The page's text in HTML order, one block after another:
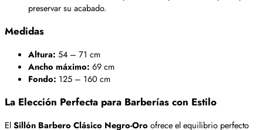
preservar su acabado.
Medidas
Altura: 54 – 71 cm
Ancho máximo: 69 cm
Fondo: 125 – 160 cm
La Elección Perfecta para Barberías con Estilo
ElSillón Barbero Clásico Negro-Oro ofrece el equilibrio perfecto